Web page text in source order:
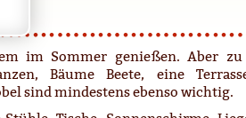
im Sommer genießen. Aber zu
Bäume Beete, eine
sind mindestens ebenso wichtig.